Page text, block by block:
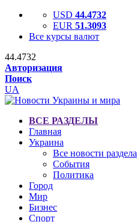
USD 44.4732
EUR 51.3093
Все курсы валют
44.4732
Авторизация
Поиск
UA
ВСЕ РАЗДЕЛЫ
Главная
Украина
Все новости раздела
События
Политика
Город
Мир
Бизнес
Спорт